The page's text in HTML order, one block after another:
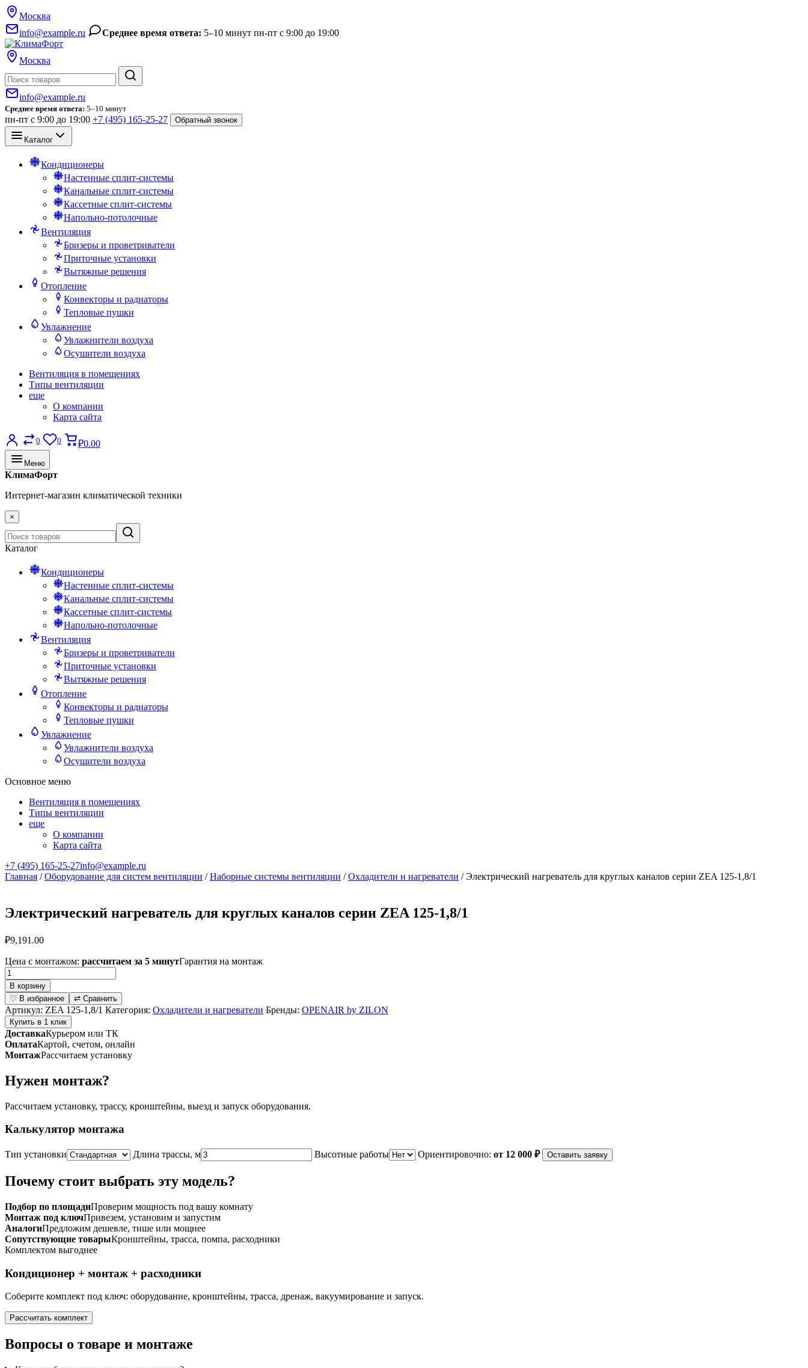
Москва
info@example.ru
Среднее время ответа: 5–10 минут пн-пт с 9:00 до 19:00
Москва
info@example.ru
Среднее время ответа: 5–10 минут
пн-пт с 9:00 до 19:00 +7 (495) 165-25-27 Обратный звонок
Каталог
Кондиционеры
Настенные сплит-системы
Канальные сплит-системы
Кассетные сплит-системы
Напольно-потолочные
Вентиляция
Бризеры и проветриватели
Приточные установки
Вытяжные решения
Отопление
Конвекторы и радиаторы
Тепловые пушки
Увлажнение
Увлажнители воздуха
Осушители воздуха
Вентиляция в помещениях
Типы вентиляции
еще
О компании
Карта сайта
0 0 ₽0.00
Меню
КлимаФорт
Интернет-магазин климатической техники
×
Каталог
Кондиционеры
Настенные сплит-системы
Канальные сплит-системы
Кассетные сплит-системы
Напольно-потолочные
Вентиляция
Бризеры и проветриватели
Приточные установки
Вытяжные решения
Отопление
Конвекторы и радиаторы
Тепловые пушки
Увлажнение
Увлажнители воздуха
Осушители воздуха
Основное меню
Вентиляция в помещениях
Типы вентиляции
еще
О компании
Карта сайта
+7 (495) 165-25-27info@example.ru
Главная /Оборудование для систем вентиляции /Наборные системы вентиляции /Охладители и нагреватели / Электрический нагреватель для круглых каналов серии ZEA 125-1,8/1
Электрический нагреватель для круглых каналов серии ZEA 125-1,8/1
₽9,191.00
Цена с монтажом: рассчитаем за 5 минутГарантия на монтаж
Количество
товара
Электрический
нагреватель
для
круглых
каналов
серии
ZEA
1,8/1
В корзину
♡ В избранное
⇄ Сравнить
Артикул: ZEA 125-1,8/1 Категория: Охладители и нагреватели Бренды: OPENAIR by ZILON
Купить в 1 клик
ДоставкаКурьером или ТК
ОплатаКартой, счетом, онлайн
МонтажРассчитаем установку
Нужен монтаж?
Рассчитаем установку, трассу, кронштейны, выезд и запуск оборудования.
Калькулятор монтажа
Тип установки Длина трассы, м Высотные работы Ориентировочно: от 12 000 ₽ Оставить заявку
Почему стоит выбрать эту модель?
Подбор по площадиПроверим мощность под вашу комнату
Монтаж под ключПривезем, установим и запустим
АналогиПредложим дешевле, тише или мощнее
Сопутствующие товарыКронштейны, трасса, помпа, расходники
Комплектом выгоднее
Кондиционер + монтаж + расходники
Соберите комплект под ключ: оборудование, кронштейны, трасса, дренаж, вакуумирование и запуск.
Рассчитать комплект
Вопросы о товаре и монтаже